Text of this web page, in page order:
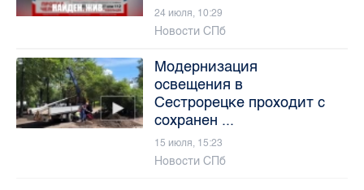
24 июля, 10:29
Новости СПб
Модернизация
освещения в
Сестрорецке проходит с
сохранен ...
15 июля, 15:23
Новости СПб